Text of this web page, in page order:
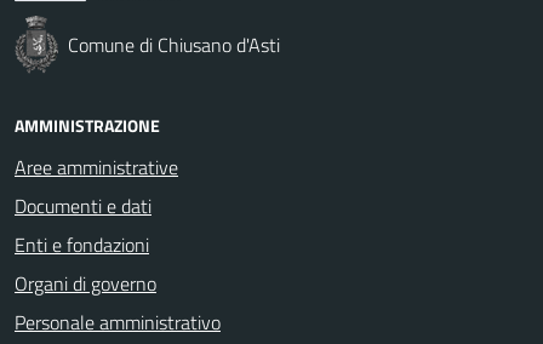
Comune di Chiusano d'Asti
AMMINISTRAZIONE
Aree amministrative
Documenti e dati
Enti e fondazioni
Organi di governo
Personale amministrativo